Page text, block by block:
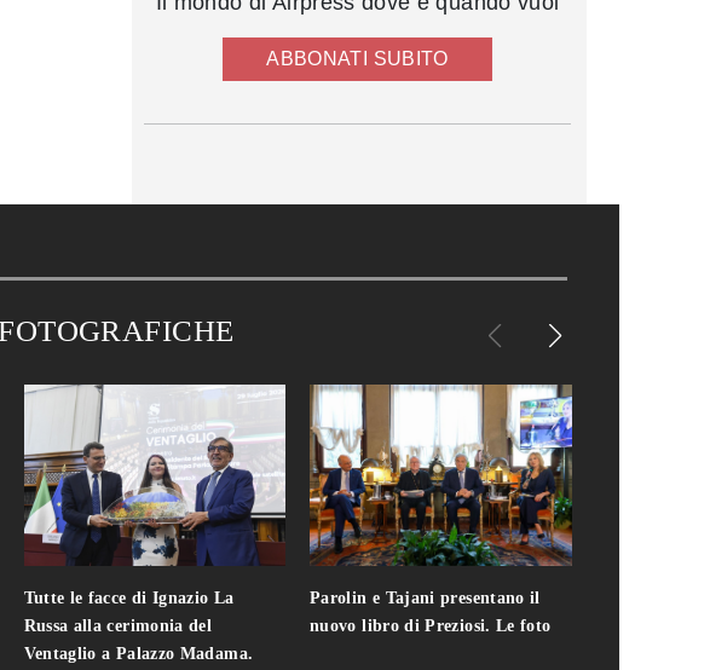
ABBONATI SUBITO
Tutte le facce di Ignazio La
Russa alla cerimonia del
Ventaglio a Palazzo Madama.
Parolin e Tajani presentano il
nuovo libro di Preziosi. Le foto